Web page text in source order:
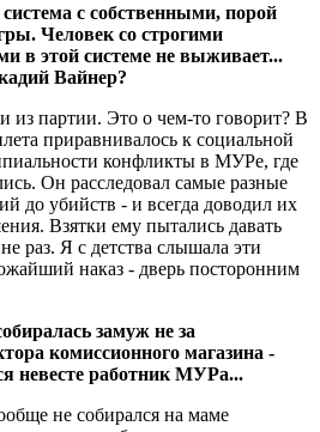
с собственными, порой
Человек со строгими
в этой системе не выживает...
Вайнер?
партии. Это о чем-то говорит? В
приравнивалось к социальной
конфликты в МУРе, где
Он расследовал самые разные
до убийств - и всегда доводил их
Взятки ему пытались давать
раз. Я с детства слышала эти
наказ - дверь посторонним
замуж не за
комиссионного магазина -
невесте работник МУРа...
не собирался на маме